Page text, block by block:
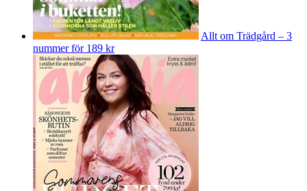
Allt om Trädgård – 3
nummer för 189 kr